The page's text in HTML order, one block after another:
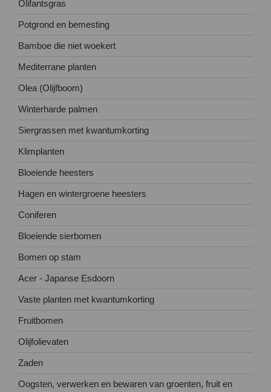
Olifantsgras
Potgrond en bemesting
Bamboe die niet woekert
Mediterrane planten
Olea (Olijfboom)
Winterharde palmen
Siergrassen met kwantumkorting
Klimplanten
Bloeiende heesters
Hagen en wintergroene heesters
Coniferen
Bloeiende sierbomen
Bomen op stam
Acer - Japanse Esdoorn
Vaste planten met kwantumkorting
Fruitbomen
Olijfolievaten
Zaden
Oogsten, verwerken en bewaren van groenten, fruit en